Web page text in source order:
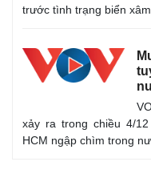
trước tình trạng biển xâm
xảy ra trong chiều 4/
HCM ngập chìm trong